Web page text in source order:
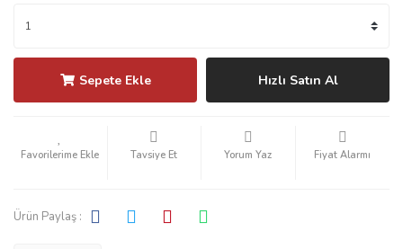
Sepete Ekle Hızlı Satın Al
Tavsiye Et Yorum Yaz Fiyat Alarmı
Ürün Paylaş :